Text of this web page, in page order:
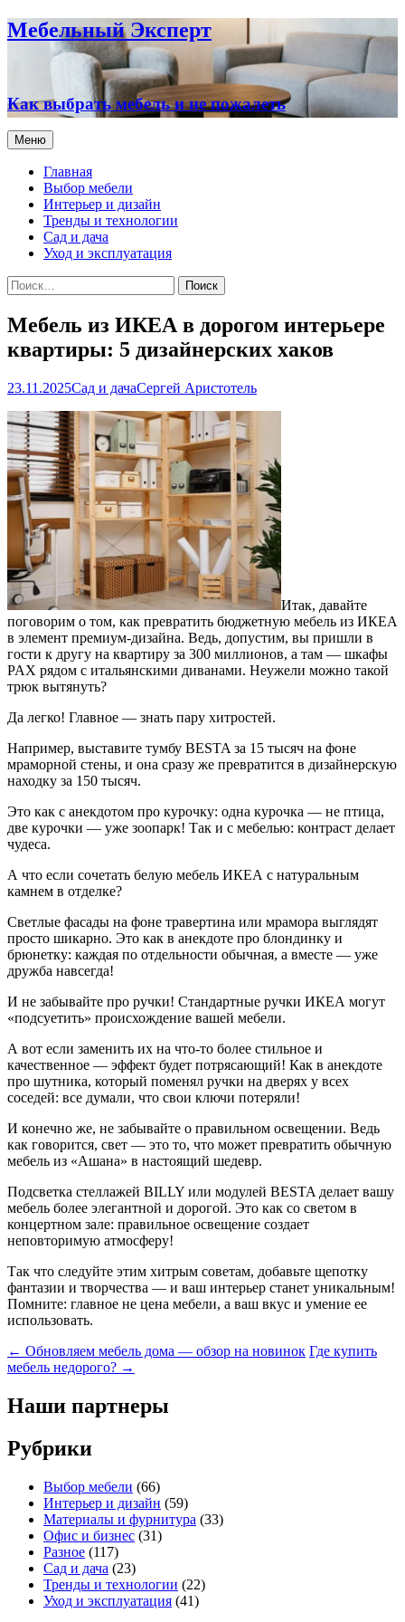
Мебельный Эксперт
Как выбрать мебель и не пожалеть
Меню Перейти
к
содержимому
Главная
Выбор мебели
Интерьер и дизайн
Тренды и технологии
Сад и дача
Уход и эксплуатация
Найти:
Мебель из ИКЕА в дорогом интерьере
квартиры: 5 дизайнерских хаков
23.11.2025Сад и дачаСергей Аристотель
Итак, давайте
поговорим о том, как превратить бюджетную мебель из ИКЕА
в элемент премиум-дизайна. Ведь, допустим, вы пришли в
гости к другу на квартиру за 300 миллионов, а там — шкафы
PAX рядом с итальянскими диванами. Неужели можно такой
трюк вытянуть?
Да легко! Главное — знать пару хитростей.
Например, выставите тумбу BESTA за 15 тысяч на фоне
мраморной стены, и она сразу же превратится в дизайнерскую
находку за 150 тысяч.
Это как с анекдотом про курочку: одна курочка — не птица,
две курочки — уже зоопарк! Так и с мебелью: контраст делает
чудеса.
А что если сочетать белую мебель ИКЕА с натуральным
камнем в отделке?
Светлые фасады на фоне травертина или мрамора выглядят
просто шикарно. Это как в анекдоте про блондинку и
брюнетку: каждая по отдельности обычная, а вместе — уже
дружба навсегда!
И не забывайте про ручки! Стандартные ручки ИКЕА могут
«подсуетить» происхождение вашей мебели.
А вот если заменить их на что-то более стильное и
качественное — эффект будет потрясающий! Как в анекдоте
про шутника, который поменял ручки на дверях у всех
соседей: все думали, что свои ключи потеряли!
И конечно же, не забывайте о правильном освещении. Ведь
как говорится, свет — это то, что может превратить обычную
мебель из «Ашана» в настоящий шедевр.
Подсветка стеллажей BILLY или модулей BESTA делает вашу
мебель более элегантной и дорогой. Это как со светом в
концертном зале: правильное освещение создает
неповторимую атмосферу!
Так что следуйте этим хитрым советам, добавьте щепотку
фантазии и творчества — и ваш интерьер станет уникальным!
Помните: главное не цена мебели, а ваш вкус и умение ее
использовать.
Навигация
по
записям
← Обновляем мебель дома — обзор на новинок Где купить
мебель недорого? →
Наши партнеры
Рубрики
Выбор мебели (66)
Интерьер и дизайн (59)
Материалы и фурнитура (33)
Офис и бизнес (31)
Разное (117)
Сад и дача (23)
Тренды и технологии (22)
Уход и эксплуатация (41)